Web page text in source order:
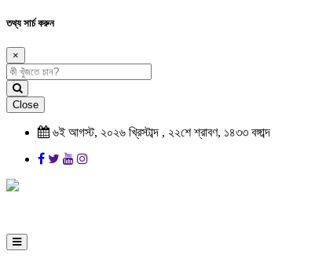
তথ্য সার্চ করুন
×
Close
৬ই আগস্ট, ২০২৬ খ্রিস্টাব্দ , ২২শে শ্রাবণ, ১৪৩৩ বঙ্গাব্দ